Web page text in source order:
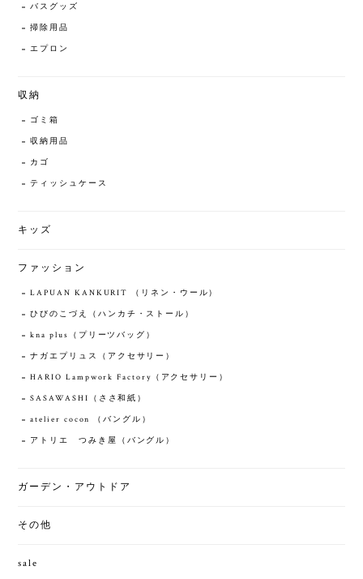
バスグッズ
掃除用品
エプロン
収納
ゴミ箱
収納用品
カゴ
ティッシュケース
キッズ
ファッション
LAPUAN KANKURIT （リネン・ウール）
ひびのこづえ（ハンカチ・ストール）
kna plus（プリーツバッグ）
ナガエプリュス（アクセサリー）
HARIO Lampwork Factory（アクセサリー）
SASAWASHI（ささ和紙）
atelier cocon （バングル）
アトリエ つみき屋（バングル）
ガーデン・アウトドア
その他
sale